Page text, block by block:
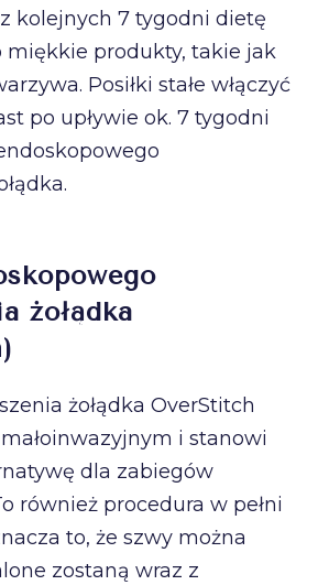
kolejnych 7 tygodni dietę
miękkie produkty, takie jak
Posiłki stałe włączyć
po upływie ok. 7 tygodni
żołądka
żołądka OverStitch
i stanowi
dla zabiegów
również procedura w pełni
to, że szwy można
zostaną wraz z